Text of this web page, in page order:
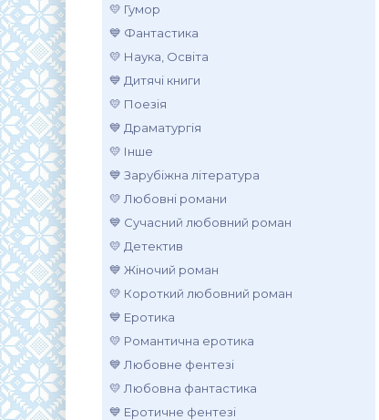
💛 Гумор
💙 Фантастика
💛 Наука, Освіта
💙 Дитячі книги
💛 Поезія
💙 Драматургія
💛 Інше
💙 Зарубіжна література
💛 Любовні романи
💙 Сучасний любовний роман
💛 Детектив
💙 Жіночий роман
💛 Короткий любовний роман
💙 Еротика
💛 Романтична еротика
💙 Любовне фентезі
💛 Любовна фантастика
💙 Еротичне фентезі